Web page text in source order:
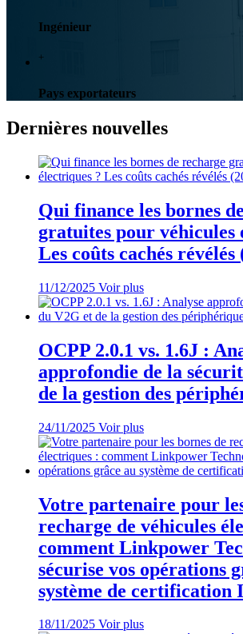
Ingénieur
+
Pays exportateurs
Dernières nouvelles
Qui finance les bornes
gratuites pour véhicules
Les coûts cachés révélés
11/12/2025 Voir plus
OCPP 2.0.1 vs. 1.6J :
approfondie de la
de la gestion des
24/11/2025 Voir plus
Votre partenaire pour
recharge de véhicules
comment Linkpower
sécurise vos opérations
système de certification
18/11/2025 Voir plus